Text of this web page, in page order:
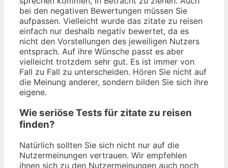
bei den negativen Bewertungen müssen Sie
aufpassen. Vielleicht wurde das zitate zu reisen
einfach nur deshalb negativ bewertet, da es
nicht den Vorstellungen des jeweiligen Nutzers
entsprach. Auf ihre Wünsche passt es aber
vielleicht trotzdem sehr gut. Es ist immer von
Fall zu Fall zu unterscheiden. Hören Sie nicht auf
die Meinung anderer, sondern bilden Sie sich ihre
eigene.
Wie seriöse Tests für zitate zu reisen
finden?
Natürlich sollten Sie sich nicht nur auf die
Nutzermeinungen vertrauen. Wir empfehlen
ihnen sich zu den Nutzermeinungen auch noch